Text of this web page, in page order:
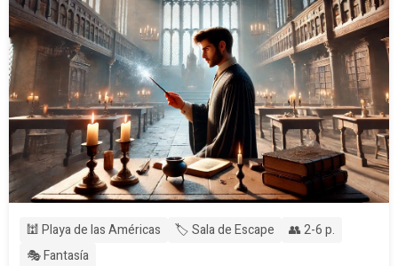
🕍 Playa de las Américas 🏷️ Sala de Escape
👥 2-6 p.
🎭 Fantasía